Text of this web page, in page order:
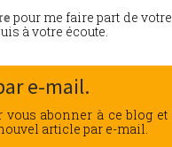
pour me faire part de votre
à votre écoute.
e-mail.
abonner à ce blog et
article par e-mail.